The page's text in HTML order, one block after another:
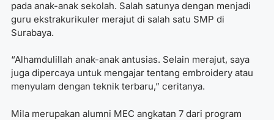
pada anak-anak sekolah. Salah satunya dengan menjadi
guru ekstrakurikuler merajut di salah satu SMP di
Surabaya.
“Alhamdulillah anak-anak antusias. Selain merajut, saya
juga dipercaya untuk mengajar tentang embroidery atau
menyulam dengan teknik terbaru,” ceritanya.
Mila merupakan alumni MEC angkatan 7 dari program